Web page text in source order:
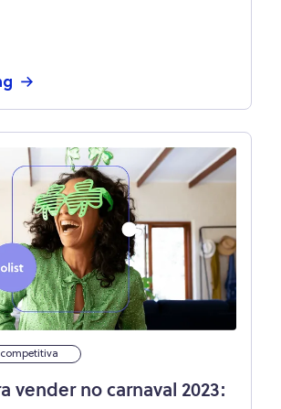
vender no carnaval 2023: